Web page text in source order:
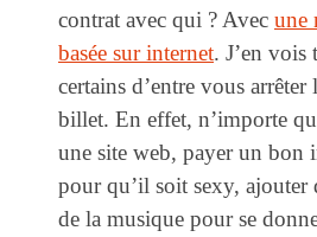
contrat avec qui ? Avec une
basée sur internet. J’en vois
certains d’entre vous arrêter
billet. En effet, n’importe
une site web, payer un bon
pour qu’il soit sexy, ajouter
de la musique pour se